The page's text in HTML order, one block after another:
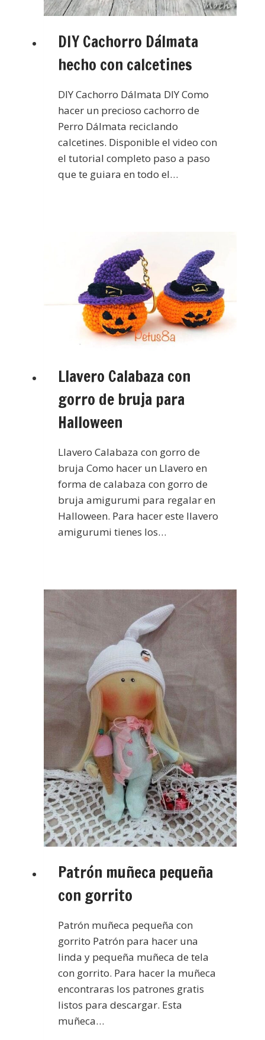
DIY Cachorro Dálmata
hecho con calcetines
DIY Cachorro Dálmata DIY Como
hacer un precioso cachorro de
Perro Dálmata reciclando
calcetines. Disponible el video con
el tutorial completo paso a paso
que te guiara en todo el…
Llavero Calabaza con
gorro de bruja para
Halloween
Llavero Calabaza con gorro de
bruja Como hacer un Llavero en
forma de calabaza con gorro de
bruja amigurumi para regalar en
Halloween. Para hacer este llavero
amigurumi tienes los…
Patrón muñeca pequeña
con gorrito
Patrón muñeca pequeña con
gorrito Patrón para hacer una
linda y pequeña muñeca de tela
con gorrito. Para hacer la muñeca
encontraras los patrones gratis
listos para descargar. Esta
muñeca…